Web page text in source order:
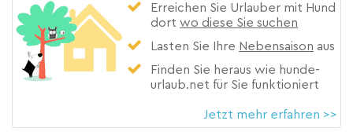
Erreichen Sie Urlauber mit Hund
dort wo diese Sie suchen
Lasten Sie Ihre Nebensaison aus
Finden Sie heraus wie hunde-
urlaub.net für Sie funktioniert
Jetzt mehr erfahren >>